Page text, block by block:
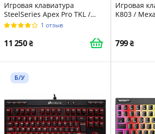
Игровая клавиатура
SteelSeries Apex Pro TKL /
Механическая / RGB
1 отзыв
11 250
Игровая
K803 /
799
Б/У